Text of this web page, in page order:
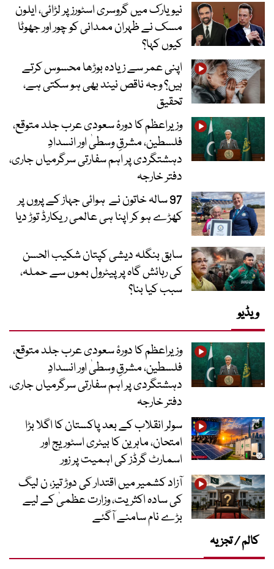
نیویارک میں گروسری اسٹورز پر لڑائی، ایلون
مسک نے ظہران ممدانی کو چور اور جھوٹا
کیوں کہا؟
اپنی عمر سے زیادہ بوڑھا محسوس کرتے
ہیں؟ وجہ ناقص نیند بھی ہو سکتی ہے،
تحقیق
وزیراعظم کا دورۂ سعودی عرب جلد متوقع،
فلسطین، مشرقِ وسطیٰ اور انسدادِ
دہشتگردی پر اہم سفارتی سرگرمیاں جاری،
دفتر خارجہ
97 سالہ خاتون نے ہوائی جہاز کے پروں پر
کھڑے ہو کر اپنا ہی عالمی ریکارڈ توڑ دیا
سابق بنگلہ دیشی کپتان شکیب الحسن
کی رہائش گاہ پر پیٹرول بموں سے حملہ،
سبب کیا بنا؟
ویڈیو
وزیراعظم کا دورۂ سعودی عرب جلد متوقع،
فلسطین، مشرقِ وسطیٰ اور انسدادِ
دہشتگردی پر اہم سفارتی سرگرمیاں جاری،
دفتر خارجہ
سولر انقلاب کے بعد پاکستان کا اگلا بڑا
امتحان، ماہرین کا بیٹری اسٹوریج اور
اسمارٹ گرڈز کی اہمیت پر زور
آزاد کشمیر میں اقتدار کی دوڑ تیز، ن لیگ
کی سادہ اکثریت، وزارت عظمیٰ کے لیے
بڑے نام سامنے آگئے
کالم / تجزیہ